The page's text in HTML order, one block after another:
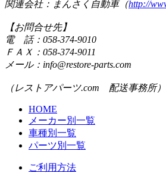
関連会社：まんさく自動車（http://
【お問合せ先】
電 話：058-374-9010
ＦＡＸ：058-374-9011
メール：info@restore-parts.com
（レストアパーツ.com 配送事務所）
HOME
メーカー別一覧
車種別一覧
パーツ別一覧
ご利用方法